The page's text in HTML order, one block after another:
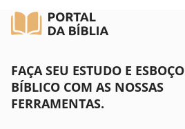
FAÇA SEU ESTUDO E ESBOÇO
BÍBLICO COM AS NOSSAS
FERRAMENTAS.